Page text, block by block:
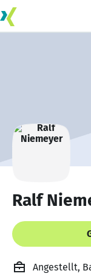
Ralf
Angestellt,